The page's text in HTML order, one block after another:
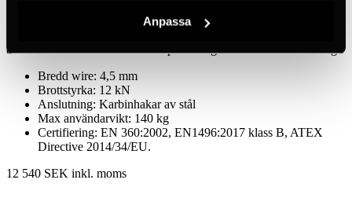
Anpassa
EN1496:2017 klass B och ATEX-direktivet 2014/34/EU, med en
användare med en maximal vikt på 140 kg vid vertikal användning.
Bredd wire: 4,5 mm
Brottstyrka: 12 kN
Anslutning: Karbinhakar av stål
Max användarvikt: 140 kg
Certifiering: EN 360:2002, EN1496:2017 klass B, ATEX
Directive 2014/34/EU.
12 540 SEK inkl. moms